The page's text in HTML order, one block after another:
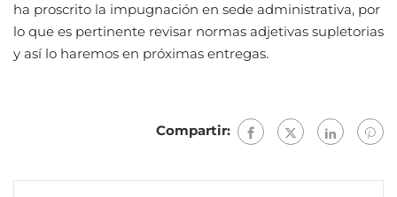
ha proscrito la impugnación en sede administrativa, por
lo que es pertinente revisar normas adjetivas supletorias
y así lo haremos en próximas entregas.
Compartir: